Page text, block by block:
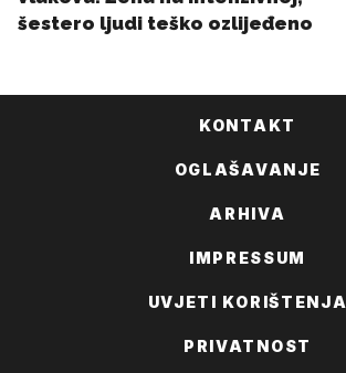
KONTAKT
OGLAŠAVANJE
ARHIVA
IMPRESSUM
UVJETI KORIŠTENJA
PRIVATNOST